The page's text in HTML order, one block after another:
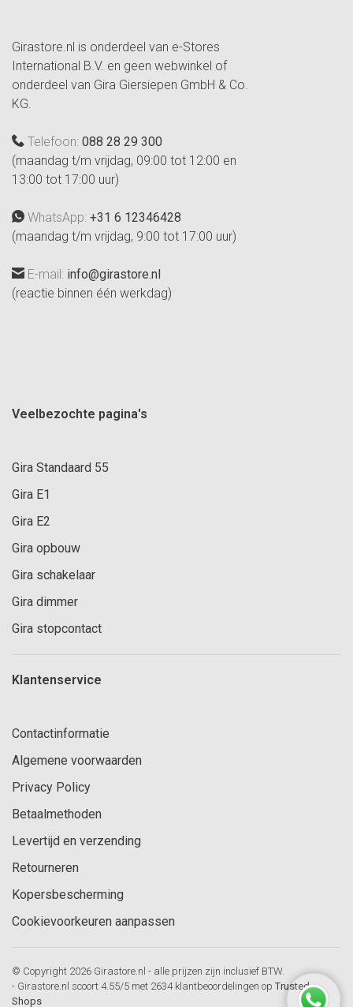
Girastore.nl is onderdeel van e-Stores
International B.V. en geen webwinkel of
onderdeel van Gira Giersiepen GmbH & Co.
KG.
Telefoon: 088 28 29 300
(maandag t/m vrijdag, 09:00 tot 12:00 en
13:00 tot 17:00 uur)
WhatsApp: +31 6 12346428
(maandag t/m vrijdag, 9:00 tot 17:00 uur)
E-mail: info@girastore.nl
(reactie binnen één werkdag)
Veelbezochte pagina's
Gira Standaard 55
Gira E1
Gira E2
Gira opbouw
Gira schakelaar
Gira dimmer
Gira stopcontact
Klantenservice
Contactinformatie
Algemene voorwaarden
Privacy Policy
Betaalmethoden
Levertijd en verzending
Retourneren
Kopersbescherming
Cookievoorkeuren aanpassen
© Copyright 2026 Girastore.nl - alle prijzen zijn inclusief BTW.
- Girastore.nl scoort 4.55/5 met 2634 klantbeoordelingen op Trusted
Shops